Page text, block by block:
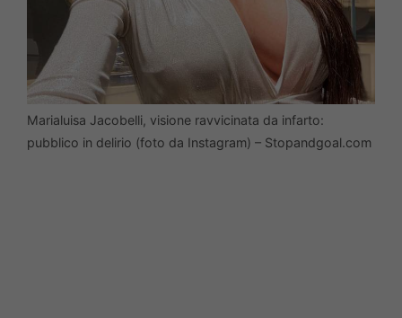
Marialuisa Jacobelli, visione ravvicinata da infarto:
pubblico in delirio (foto da Instagram) – Stopandgoal.com